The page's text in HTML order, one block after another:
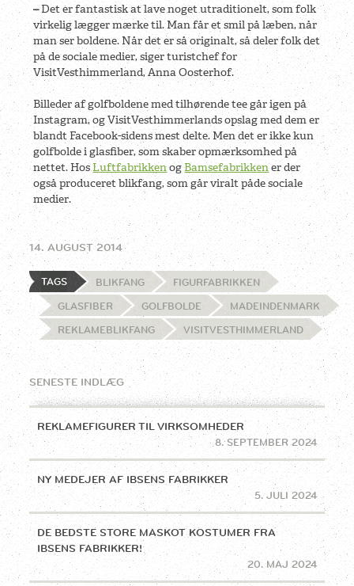
–Det er fantastisk at lave noget utraditionelt, som folk
virkelig lægger mærke til. Man får et smil på læben, når
man ser boldene. Når det er så originalt, så deler folk det
på de sociale medier, siger turistchef for
VisitVesthimmerland, Anna Oosterhof.
Billeder af golfboldene med tilhørende tee går igen på
Instagram, og VisitVesthimmerlands opslag med dem er
blandt Facebook-sidens mest delte. Men det er ikke kun
golfbolde i glasfiber, som skaber opmærksomhed på
nettet. HosLuftfabrikkenogBamsefabrikkener der
også produceret blikfang, som går viralt påde sociale
medier.
14. AUGUST 2014
TAGS BLIKFANG
FIGURFABRIKKEN
GLASFIBER
GOLFBOLDE
MADEINDENMARK
REKLAMEBLIKFANG
VISITVESTHIMMERLAND
SENESTE INDLÆG
REKLAMEFIGURER TIL VIRKSOMHEDER
8. SEPTEMBER 2024
NY MEDEJER AF IBSENS FABRIKKER
5. JULI 2024
DE BEDSTE STORE MASKOT KOSTUMER FRA
IBSENS FABRIKKER!
20. MAJ 2024